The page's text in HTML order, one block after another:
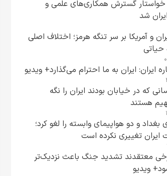
گسترش همکاری‌های علمی و
شد
و آمریکا بر سر تنگه هرمز؛ اختلاف اصلی
حیاتی
ایران: ایران به ما احترام می‌گذارد+ ویدیو
که در خیابان بودند ایران را نگه
هستند
بغداد و دو هواپیمای وابسته را لغو کرد؛
تغییری نکرده است
معتقدند تشدید جنگ باعث نزدیک‌تر
ویدیو